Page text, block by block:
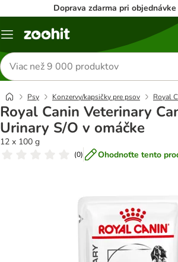
Doprava zdarma pri
Kategórie
Hľadať
produkty
Psy Konzervy/kapsičky pre psov Royal
Royal Canin Veterinary
Urinary S/O v omáčke
12 x 100 g
(0) Ohodnoťte tento